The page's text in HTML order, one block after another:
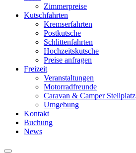
Zimmerpreise
Kutschfahrten
Kremserfahrten
Postkutsche
Schlittenfahrten
Hochzeitskutsche
Preise anfragen
Freizeit
Veranstaltungen
Motorradfreunde
Caravan & Camper Stellplatz
Umgebung
Kontakt
Buchung
News